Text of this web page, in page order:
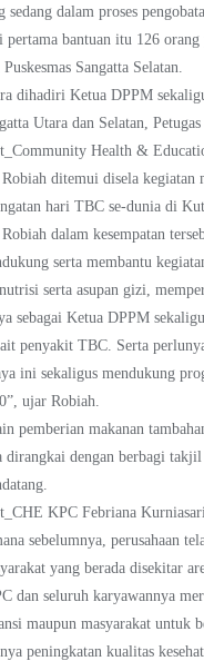
sedang dalam proses
pertama bantuan itu 126
Sangatta Selatan.
dihadiri Ketua DPPM
Utara dan Selatan,
Health &
ditemui disela kegiatan
hari TBC se-dunia di
dalam kesempatan
serta membantu
serta asupan gizi,
sebagai Ketua DPPM
penyakit TBC. Serta
ini sekaligus mendukung
ujar Robiah.
pemberian makanan
dirangkai dengan berbagi
KPC Febriana
sebelumnya, perusahaan
yang berada disekitar
dan seluruh karyawannya
maupun masyarakat untuk
peningkatan kualitas